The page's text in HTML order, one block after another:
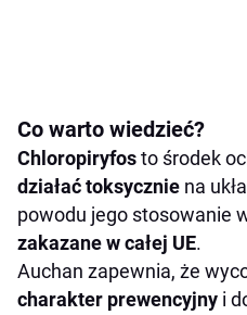
Co warto wiedzieć?
Chloropiryfosto środek
działać toksycznie na
powodu jego stosowanie
zakazane w całej UE.
Auchan zapewnia, że
charakter prewencyjny i